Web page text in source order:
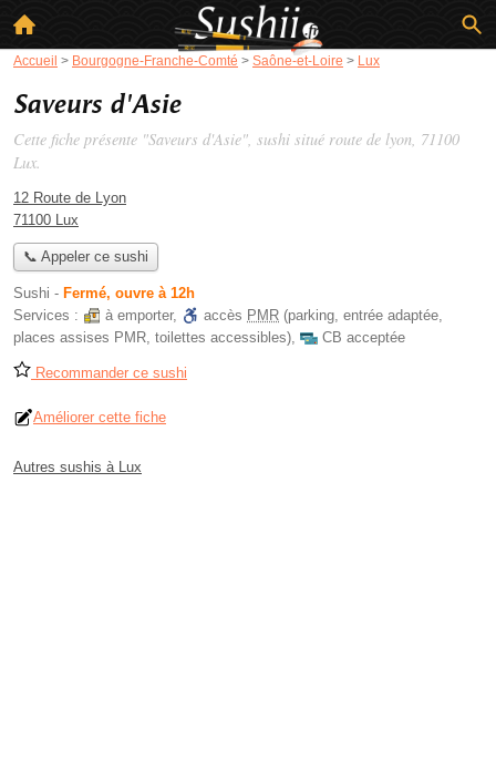
Accueil > Bourgogne-Franche-Comté > Saône-et-Loire > Lux
Saveurs d'Asie
Cette fiche présente "Saveurs d'Asie", sushi situé route de lyon, 71100
Lux.
12 Route de Lyon
71100 Lux
📞 Appeler ce sushi
Sushi - Fermé, ouvre à 12h
Services :
à emporter, accès PMR (parking, entrée adaptée,
places assises PMR, toilettes accessibles), CB acceptée
Recommander ce sushi
Améliorer cette fiche
Autres sushis à Lux